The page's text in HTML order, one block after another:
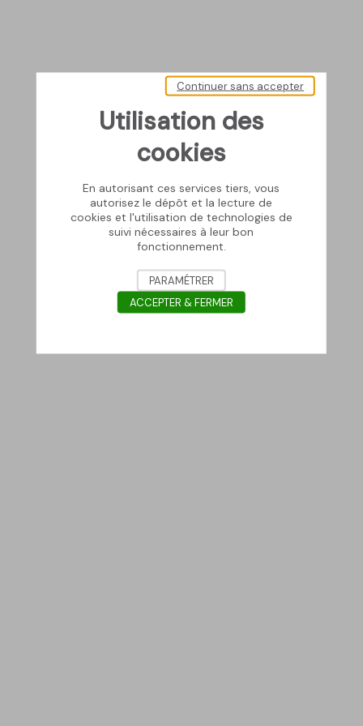
Utilisation des
cookies
En autorisant ces services tiers, vous
autorisez le dépôt et la lecture de
cookies et l'utilisation de technologies de
suivi nécessaires à leur bon
fonctionnement.
Continuer sans accepter
PARAMÉTRER
ACCEPTER & FERMER